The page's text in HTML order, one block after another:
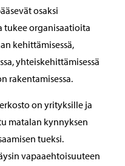
osaksi
tukee organisaatioita
kehittämisessä,
yhteiskehittämisessä
rakentamisessa.
on yrityksille ja
matalan kynnyksen
tueksi.
vapaaehtoisuuteen